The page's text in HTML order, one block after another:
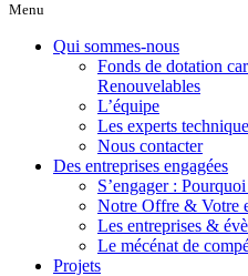
Menu
Qui sommes-nous
Fonds de dotation
Renouvelables
L’équipe
Les experts
Nous contacter
Des entreprises engagées
S’engager :
Notre Offre & Votre
Les entreprises &
Le mécénat de
Projets